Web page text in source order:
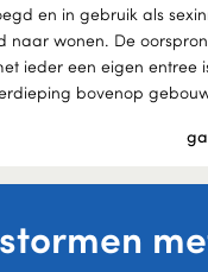
en in gebruik als
naar wonen. De
ieder een eigen entree
bovenop